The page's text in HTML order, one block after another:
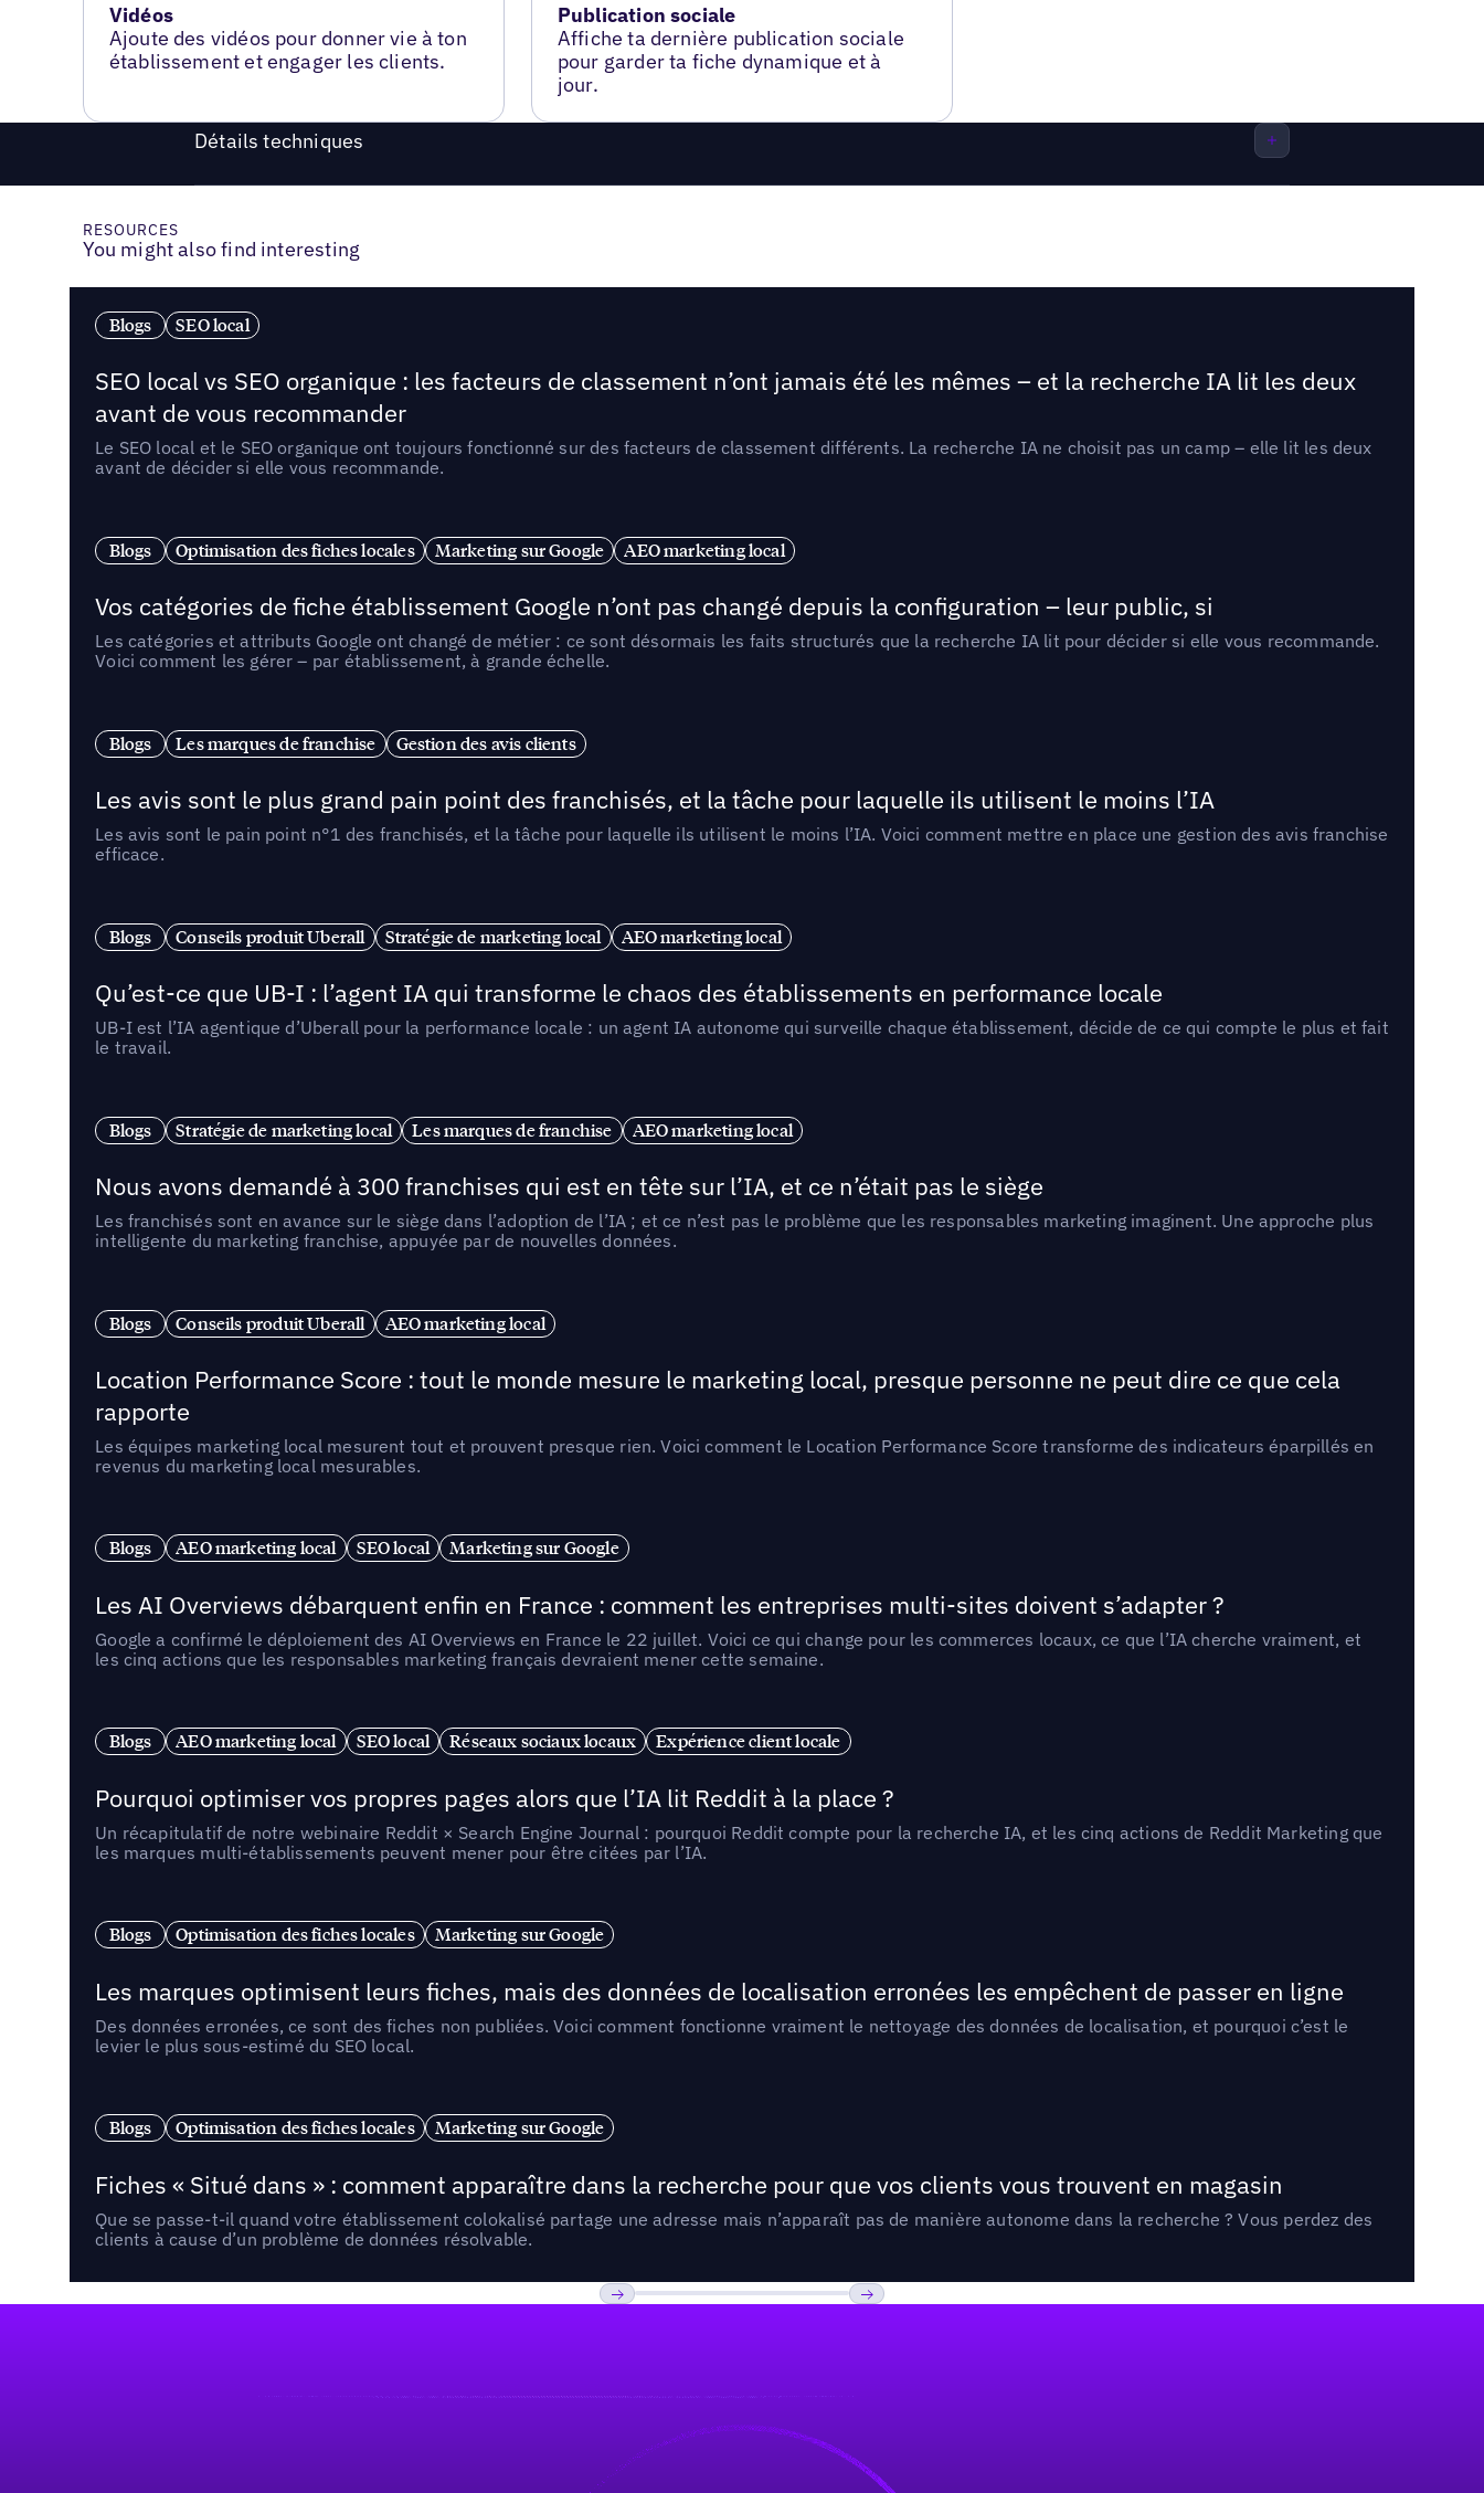
Vidéos
Ajoute des vidéos pour donner vie à ton
établissement et engager les clients.
Publication sociale
Affiche ta dernière publication sociale
pour garder ta fiche dynamique et à
jour.
Détails techniques
RESOURCES
You might also find interesting
Blogs SEO local
SEO local vs SEO organique : les facteurs de classement n’ont jamais été les mêmes – et la recherche IA lit les deux
avant de vous recommander
Le SEO local et le SEO organique ont toujours fonctionné sur des facteurs de classement différents. La recherche IA ne choisit pas un camp – elle lit les deux
avant de décider si elle vous recommande.
Blogs Optimisation des fiches locales Marketing sur Google AEO marketing local
Vos catégories de fiche établissement Google n’ont pas changé depuis la configuration – leur public, si
Les catégories et attributs Google ont changé de métier : ce sont désormais les faits structurés que la recherche IA lit pour décider si elle vous recommande.
Voici comment les gérer – par établissement, à grande échelle.
Blogs Les marques de franchise Gestion des avis clients
Les avis sont le plus grand pain point des franchisés, et la tâche pour laquelle ils utilisent le moins l’IA
Les avis sont le pain point n°1 des franchisés, et la tâche pour laquelle ils utilisent le moins l’IA. Voici comment mettre en place une gestion des avis franchise
efficace.
Blogs Conseils produit Uberall Stratégie de marketing local AEO marketing local
Qu’est-ce que UB-I : l’agent IA qui transforme le chaos des établissements en performance locale
UB-I est l’IA agentique d’Uberall pour la performance locale : un agent IA autonome qui surveille chaque établissement, décide de ce qui compte le plus et fait
le travail.
Blogs Stratégie de marketing local Les marques de franchise AEO marketing local
Nous avons demandé à 300 franchises qui est en tête sur l’IA, et ce n’était pas le siège
Les franchisés sont en avance sur le siège dans l’adoption de l’IA ; et ce n’est pas le problème que les responsables marketing imaginent. Une approche plus
intelligente du marketing franchise, appuyée par de nouvelles données.
Blogs Conseils produit Uberall AEO marketing local
Location Performance Score : tout le monde mesure le marketing local, presque personne ne peut dire ce que cela
rapporte
Les équipes marketing local mesurent tout et prouvent presque rien. Voici comment le Location Performance Score transforme des indicateurs éparpillés en
revenus du marketing local mesurables.
Blogs AEO marketing local SEO local Marketing sur Google
Les AI Overviews débarquent enfin en France : comment les entreprises multi-sites doivent s’adapter ?
Google a confirmé le déploiement des AI Overviews en France le 22 juillet. Voici ce qui change pour les commerces locaux, ce que l’IA cherche vraiment, et
les cinq actions que les responsables marketing français devraient mener cette semaine.
Blogs AEO marketing local SEO local Réseaux sociaux locaux Expérience client locale
Pourquoi optimiser vos propres pages alors que l’IA lit Reddit à la place ?
Un récapitulatif de notre webinaire Reddit × Search Engine Journal : pourquoi Reddit compte pour la recherche IA, et les cinq actions de Reddit Marketing que
les marques multi-établissements peuvent mener pour être citées par l’IA.
Blogs Optimisation des fiches locales Marketing sur Google
Les marques optimisent leurs fiches, mais des données de localisation erronées les empêchent de passer en ligne
Des données erronées, ce sont des fiches non publiées. Voici comment fonctionne vraiment le nettoyage des données de localisation, et pourquoi c’est le
levier le plus sous-estimé du SEO local.
Blogs Optimisation des fiches locales Marketing sur Google
Fiches « Situé dans » : comment apparaître dans la recherche pour que vos clients vous trouvent en magasin
Que se passe-t-il quand votre établissement colokalisé partage une adresse mais n’apparaît pas de manière autonome dans la recherche ? Vous perdez des
clients à cause d’un problème de données résolvable.